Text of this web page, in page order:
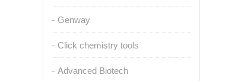
Genway
Click chemistry tools
Advanced Biotech